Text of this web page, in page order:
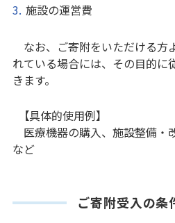
施設の運営費
なお、ご寄附をいただける方
れている場合には、その目的に
きます。
【具体的使用例】
医療機器の購入、施設整備・
など
ご寄附受入の条